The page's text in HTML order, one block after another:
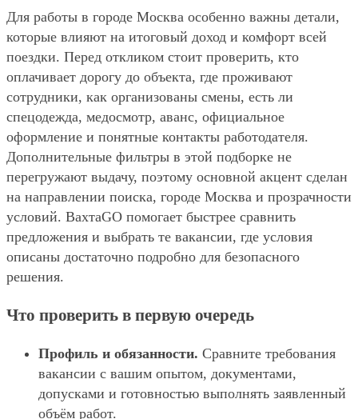
Для работы в городе Москва особенно важны детали,
которые влияют на итоговый доход и комфорт всей
поездки. Перед откликом стоит проверить, кто
оплачивает дорогу до объекта, где проживают
сотрудники, как организованы смены, есть ли
спецодежда, медосмотр, аванс, официальное
оформление и понятные контакты работодателя.
Дополнительные фильтры в этой подборке не
перегружают выдачу, поэтому основной акцент сделан
на направлении поиска, городе Москва и прозрачности
условий. ВахтаGO помогает быстрее сравнить
предложения и выбрать те вакансии, где условия
описаны достаточно подробно для безопасного
решения.
Что проверить в первую очередь
Профиль и обязанности. Сравните требования
вакансии с вашим опытом, документами,
допусками и готовностью выполнять заявленный
объём работ.